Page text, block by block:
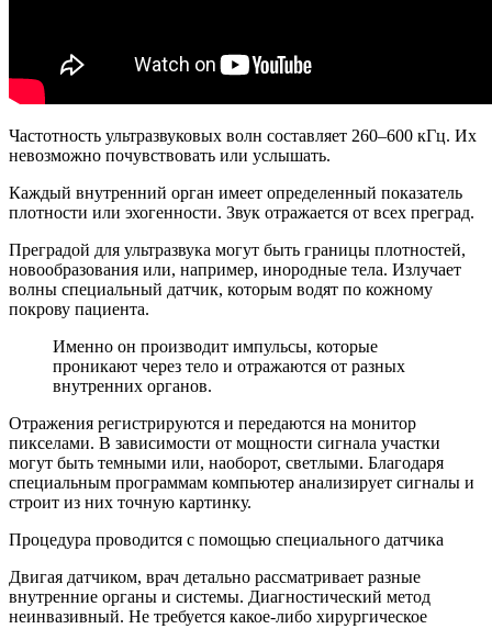
Частотность ультразвуковых волн составляет 260–600 кГц. Их
невозможно почувствовать или услышать.
Каждый внутренний орган имеет определенный показатель
плотности или эхогенности. Звук отражается от всех преград.
Преградой для ультразвука могут быть границы плотностей,
новообразования или, например, инородные тела. Излучает
волны специальный датчик, которым водят по кожному
покрову пациента.
Именно он производит импульсы, которые
проникают через тело и отражаются от разных
внутренних органов.
Отражения регистрируются и передаются на монитор
пикселами. В зависимости от мощности сигнала участки
могут быть темными или, наоборот, светлыми. Благодаря
специальным программам компьютер анализирует сигналы и
строит из них точную картинку.
Процедура проводится с помощью специального датчика
Двигая датчиком, врач детально рассматривает разные
внутренние органы и системы. Диагностический метод
неинвазивный. Не требуется какое-либо хирургическое